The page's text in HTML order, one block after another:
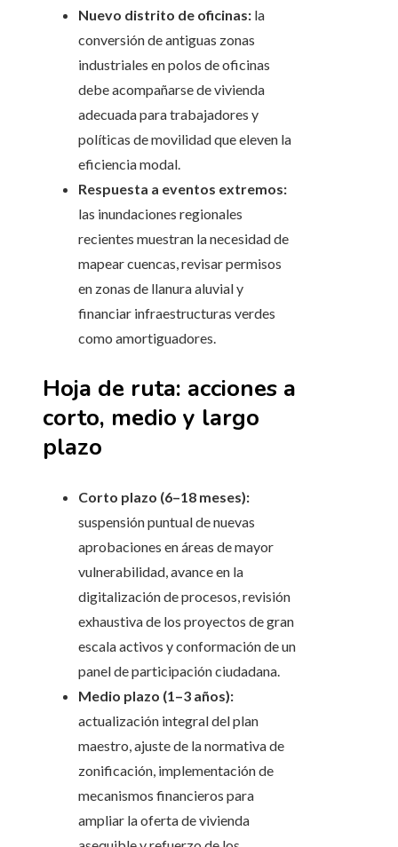
Nuevo distrito de oficinas: la
conversión de antiguas zonas
industriales en polos de oficinas
debe acompañarse de vivienda
adecuada para trabajadores y
políticas de movilidad que eleven la
eficiencia modal.
Respuesta a eventos extremos:
las inundaciones regionales
recientes muestran la necesidad de
mapear cuencas, revisar permisos
en zonas de llanura aluvial y
financiar infraestructuras verdes
como amortiguadores.
Hoja de ruta: acciones a
corto, medio y largo
plazo
Corto plazo (6–18 meses):
suspensión puntual de nuevas
aprobaciones en áreas de mayor
vulnerabilidad, avance en la
digitalización de procesos, revisión
exhaustiva de los proyectos de gran
escala activos y conformación de un
panel de participación ciudadana.
Medio plazo (1–3 años):
actualización integral del plan
maestro, ajuste de la normativa de
zonificación, implementación de
mecanismos financieros para
ampliar la oferta de vivienda